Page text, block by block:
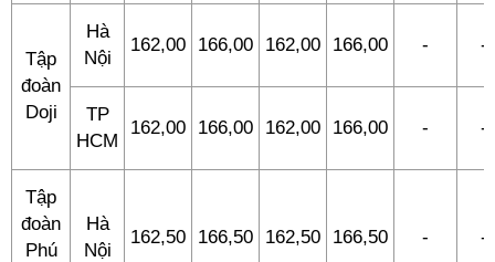
Tập
đoàn
Doji
Hà
Nội
162,00 166,00 162,00 166,00 - -
TP
HCM
162,00 166,00 162,00 166,00 - -
Tập
đoàn
Phú
Hà
Nội
162,50 166,50 162,50 166,50 - -